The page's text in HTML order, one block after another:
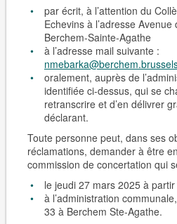
par écrit, à l’attention du
Echevins à l’adresse
Berchem-Sain­te-Agathe
à l’adresse mail suivante :
oralement, auprès de
identifiée ci-dessus, qui se
retranscrire et d’en délivrer
déclarant.
Toute personne peut, dans ses
réclamations, demander à être
commission de concertation qui
le jeudi 27 mars 2025 à
à l’administration
33 à Berchem Ste-Agathe.